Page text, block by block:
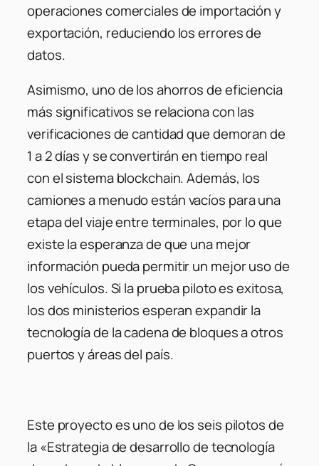
operaciones comerciales de importación y
exportación, reduciendo los errores de
datos.
Asimismo, uno de los ahorros de eficiencia
más significativos se relaciona con las
verificaciones de cantidad que demoran de
1 a 2 días y se convertirán en tiempo real
con el sistema blockchain. Además, los
camiones a menudo están vacíos para una
etapa del viaje entre terminales, por lo que
existe la esperanza de que una mejor
información pueda permitir un mejor uso de
los vehículos. Si la prueba piloto es exitosa,
los dos ministerios esperan expandir la
tecnología de la cadena de bloques a otros
puertos y áreas del país.
Este proyecto es uno de los seis pilotos de
la «Estrategia de desarrollo de tecnología